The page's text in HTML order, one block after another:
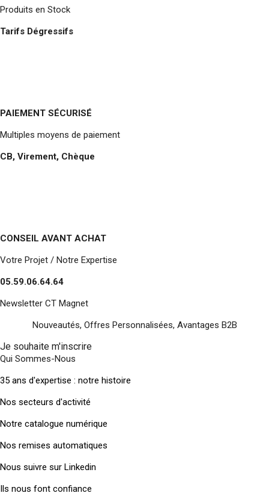
Produits en Stock
Tarifs Dégressifs
PAIEMENT SÉCURISÉ
Multiples moyens de paiement
CB, Virement, Chèque
CONSEIL AVANT ACHAT
Votre Projet / Notre Expertise
05.59.06.64.64
Newsletter CT Magnet
Nouveautés, Offres Personnalisées, Avantages B2B
Je souhaite m'inscrire
Qui Sommes-Nous
35 ans d'expertise : notre histoire
Nos secteurs d'activité
Notre catalogue numérique
Nos remises automatiques
Nous suivre sur Linkedin
Ils nous font confiance